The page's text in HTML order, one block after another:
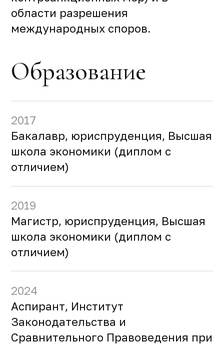
области разрешения
международных споров.
Образование
2017
Бакалавр, юриспруденция, Высшая
школа экономики (диплом с
отличием)
2019
Магистр, юриспруденция, Высшая
школа экономики (диплом с
отличием)
2024
Аспирант, Институт
Законодательства и
Сравнительного Правоведения при